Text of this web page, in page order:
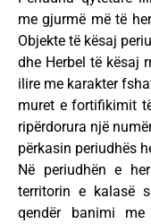
me gjurmë më të
Objekte të kësaj
dhe Herbel të kësaj
ilire me karakter
muret e fortifikimit
ripërdorura një
përkasin periudhës
Në periudhën e
territorin e kalasë
qendër banimi me